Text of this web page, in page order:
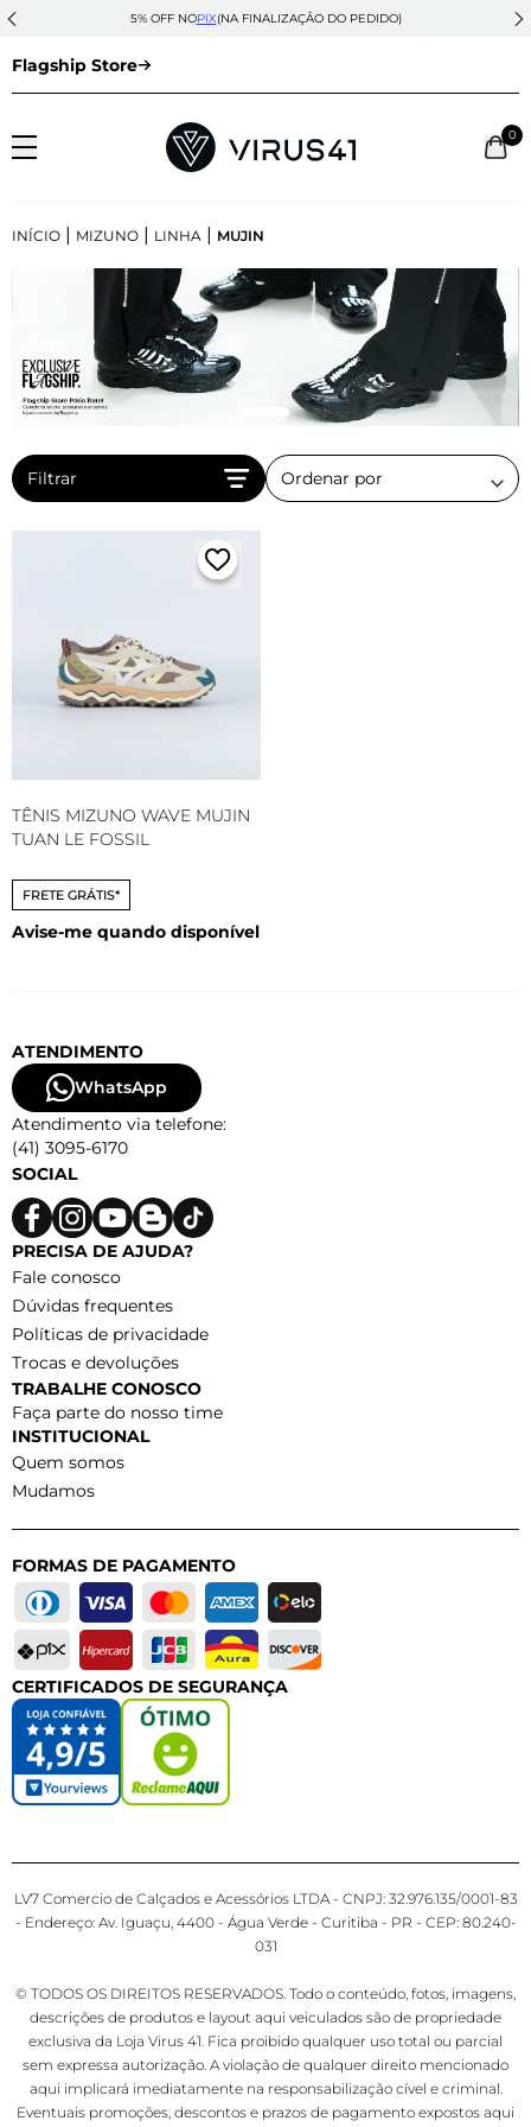
5% OFF NOPIX(NA FINALIZAÇÃO DO PEDIDO)
Flagship Store
0
INÍCIO | MIZUNO | LINHA | MUJIN
Filtrar
TÊNIS MIZUNO WAVE MUJIN
TUAN LE FOSSIL
FRETE GRÁTIS*
Avise-me quando disponível
ATENDIMENTO
WhatsApp
Atendimento via telefone:
(41) 3095-6170
SOCIAL
PRECISA DE AJUDA?
Fale conosco
Dúvidas frequentes
Políticas de privacidade
Trocas e devoluções
TRABALHE CONOSCO
Faça parte do nosso time
INSTITUCIONAL
Quem somos
Mudamos
FORMAS DE PAGAMENTO
CERTIFICADOS DE SEGURANÇA
LV7 Comercio de Calçados e Acessórios LTDA - CNPJ: 32.976.135/0001-83
- Endereço: Av. Iguaçu, 4400 - Água Verde - Curitiba - PR - CEP: 80.240-
031
© TODOS OS DIREITOS RESERVADOS. Todo o conteúdo, fotos, imagens,
descrições de produtos e layout aqui veiculados são de propriedade
exclusiva da Loja Virus 41. Fica proibido qualquer uso total ou parcial
sem expressa autorização. A violação de qualquer direito mencionado
aqui implicará imediatamente na responsabilização cível e criminal.
Eventuais promoções, descontos e prazos de pagamento expostos aqui